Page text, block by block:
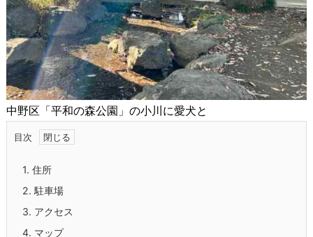
中野区「平和の森公園」の小川に愛犬と
目次
1. 住所
2. 駐車場
3. アクセス
4. マップ